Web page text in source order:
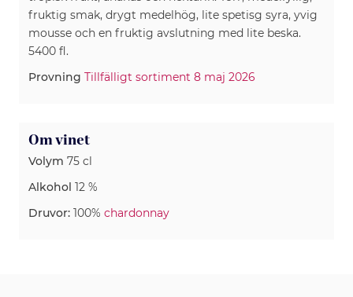
fruktig smak, drygt medelhög, lite spetisg syra, yvig
mousse och en fruktig avslutning med lite beska.
5400 fl.
Provning Tillfälligt sortiment 8 maj 2026
Om vinet
Volym 75 cl
Alkohol 12 %
Druvor: 100% chardonnay